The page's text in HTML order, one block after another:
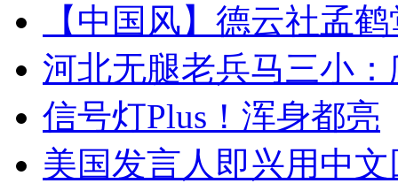
【中国风】德云社孟
河北无腿老兵马三小
信号灯Plus！浑身都亮
美国发言人即兴用中